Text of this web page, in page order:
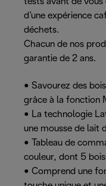
d’une expérience
déchets.
Chacun de nos
garantie de 2 ans.
• Savourez des
grâce à la fonction
• La technologie
une mousse de lait
• Tableau de
couleur, dont 5
• Comprend une